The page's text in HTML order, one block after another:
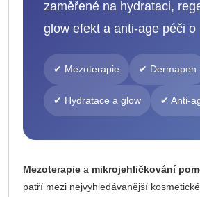
zaměřené na hydrataci,
glow efekt a anti-age péči o
✔ Mezoterapie ✔ Dermapen
✔ Hydratace a glow ✔ Anti-
Mezoterapie a mikrojehličkování
patří mezi nejvyhledávanější